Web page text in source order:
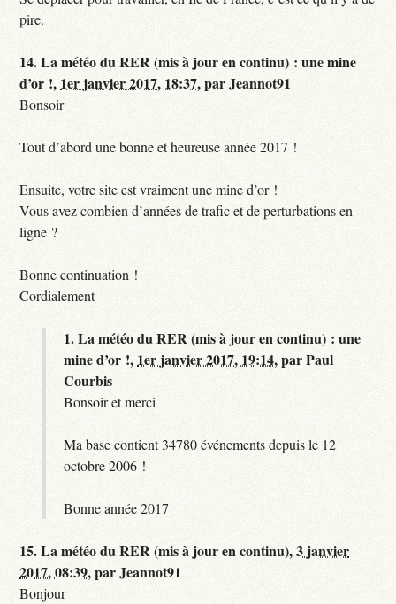
pire.
14.La météo du RER (mis à jour en continu) : une mine
d’or !, 1er janvier 2017, 18:37,parJeannot91
Bonsoir
Tout d’abord une bonne et heureuse année 2017 !
Ensuite, votre site est vraiment une mine d’or !
Vous avez combien d’années de trafic et de perturbations en
ligne ?
Bonne continuation !
Cordialement
1.La météo du RER (mis à jour en continu) : une
mine d’or !, 1er janvier 2017, 19:14,parPaul
Courbis
Bonsoir et merci
Ma base contient 34780 événements depuis le 12
octobre 2006 !
Bonne année 2017
15.La météo du RER (mis à jour en continu),3 janvier
2017, 08:39,parJeannot91
Bonjour